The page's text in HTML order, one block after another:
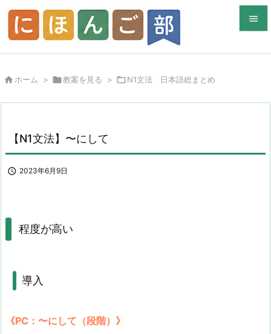

メニュ

 ホーム > 教案を見る > N1文法 日本語総まとめ
【N1文法】〜にして
 2023年6月9日
程度が高い
導入
《PC：〜にして（段階）》